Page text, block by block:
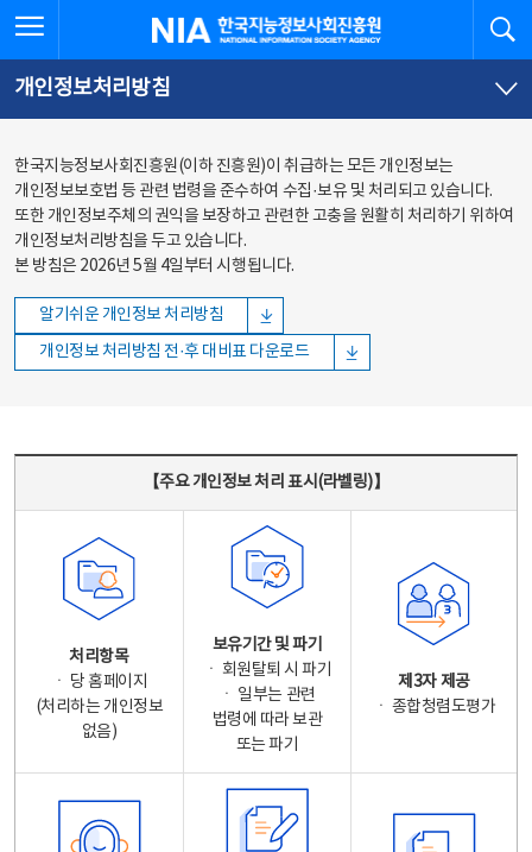
바로가기
바로가기
한국지능정보사회진흥원
개인정보처리방침
한국지능정보사회진흥원(이하 진흥원)이 취급하는 모든 개인정보는
개인정보보호법 등 관련 법령을 준수하여 수집·보유 및 처리되고 있습니다.
또한 개인정보주체의 권익을 보장하고 관련한 고충을 원활히 처리하기 위하여
개인정보처리방침을 두고 있습니다.
본 방침은 2026년 5월 4일부터 시행됩니다.
알기쉬운 개인정보 처리방침
개인정보 처리방침 전·후 대비표 다운로드
【주요 개인정보 처리 표시(라벨링)】
처리항목
ㆍ 당 홈페이지
(처리하는 개인정보
없음)
보유기간 및 파기
ㆍ 회원탈퇴 시 파기
ㆍ 일부는 관련
법령에 따라 보관
또는 파기
제3자 제공
ㆍ 종합청렴도평가